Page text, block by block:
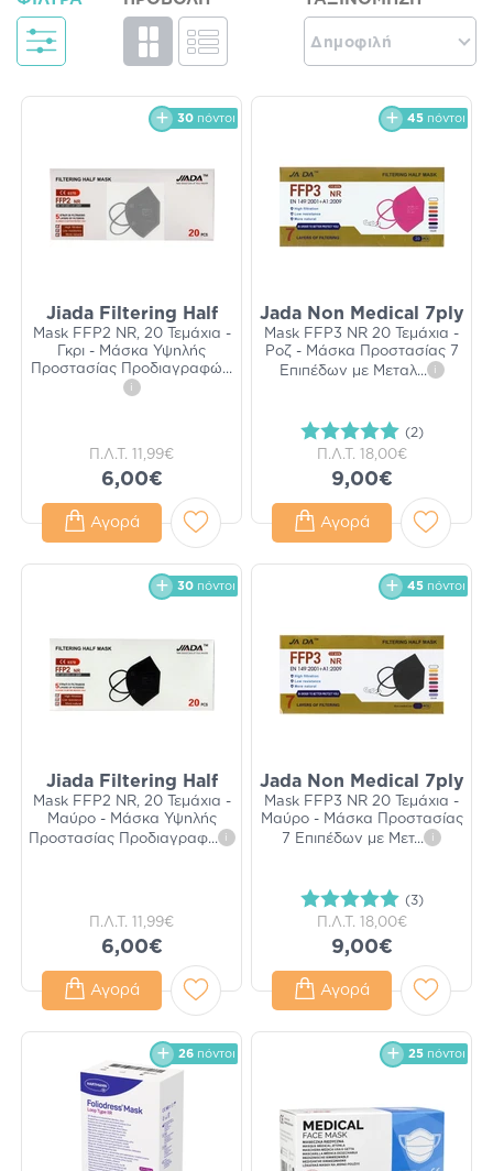
Δημοφιλή
30 πόντοι
Jiada Filtering Half
Mask FFP2 NR, 20 Τεμάχια -
Γκρι - Μάσκα Υψηλής
Προστασίας Προδιαγραφώ...
i
Π.Λ.Τ. 11,99€
6,00€
Αγορά
45 πόντοι
Jada Non Medical 7ply
Mask FFP3 NR 20 Τεμάχια -
Ροζ - Μάσκα Προστασίας 7
Επιπέδων με Μεταλ... i
(2)
Π.Λ.Τ. 18,00€
9,00€
Αγορά
30 πόντοι
Jiada Filtering Half
Mask FFP2 NR, 20 Τεμάχια -
Μαύρο - Μάσκα Υψηλής
Προστασίας Προδιαγραφ... i
Π.Λ.Τ. 11,99€
6,00€
Αγορά
45 πόντοι
Jada Non Medical 7ply
Mask FFP3 NR 20 Τεμάχια -
Μαύρο - Μάσκα Προστασίας
7 Επιπέδων με Μετ... i
(3)
Π.Λ.Τ. 18,00€
9,00€
Αγορά
26 πόντοι 25 πόντοι